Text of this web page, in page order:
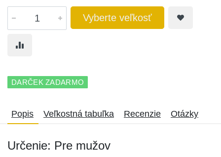
Vyberte veľkosť
DARČEK ZADARMO
Popis Veľkostná tabuľka Recenzie Otázky
Určenie: Pre mužov